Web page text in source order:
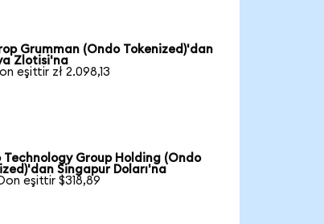
Grumman (Ondo Tokenized)'dan
Zlotisi'na
eşittir zł 2.098,13
Technology Group Holding (Ondo
Singapur Doları'na
eşittir $318,89